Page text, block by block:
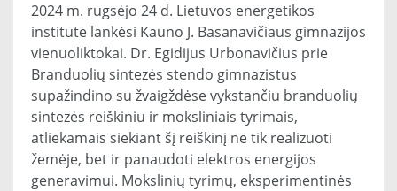
2024 m. rugsėjo 24 d. Lietuvos energetikos
institute lankėsi Kauno J. Basanavičiaus gimnazijos
vienuoliktokai. Dr. Egidijus Urbonavičius prie
Branduolių sintezės stendo gimnazistus
supažindino su žvaigždėse vykstančiu branduolių
sintezės reiškiniu ir moksliniais tyrimais,
atliekamais siekiant šį reiškinį ne tik realizuoti
žemėje, bet ir panaudoti elektros energijos
generavimui. Mokslinių tyrimų, eksperimentinės